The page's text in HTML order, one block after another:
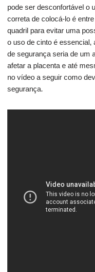
pode ser desconfortável o
correta de colocá-lo é
quadril para evitar uma
o uso de cinto é essencial,
de segurança seria de um
afetar a placenta e até
no vídeo a seguir como
segurança.